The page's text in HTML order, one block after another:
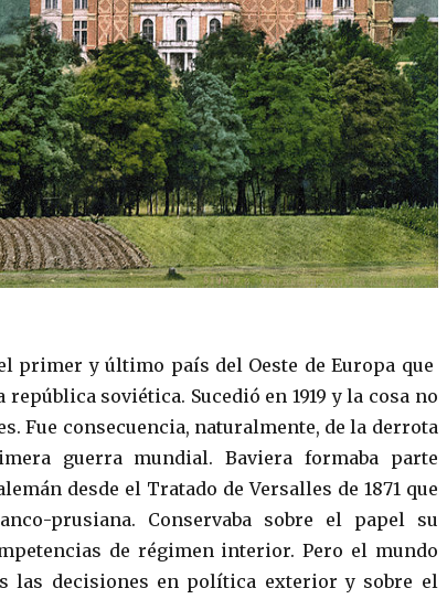
primer y último país del Oeste de Europa que
soviética. Sucedió en 1919 y la cosa no
Fue consecuencia, naturalmente, de la derrota
guerra mundial. Baviera formaba parte
desde el Tratado de Versalles de 1871 que
prusiana. Conservaba sobre el papel su
de régimen interior. Pero el mundo
las decisiones en política exterior y sobre el